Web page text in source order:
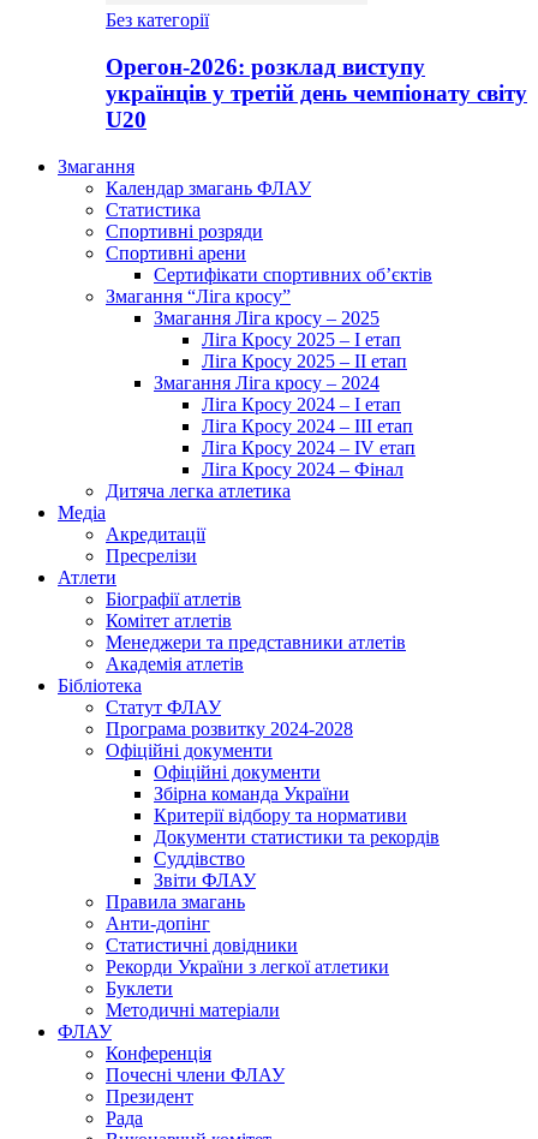
Без категорії
Орегон-2026: розклад виступу
українців у третій день чемпіонату світу
U20
Змагання
Календар змагань ФЛАУ
Статистика
Спортивні розряди
Спортивні арени
Сертифікати спортивних об’єктів
Змагання “Ліга кросу”
Змагання Ліга кросу – 2025
Ліга Кросу 2025 – I етап
Ліга Кросу 2025 – II етап
Змагання Ліга кросу – 2024
Ліга Кросу 2024 – I етап
Ліга Кросу 2024 – III етап
Ліга Кросу 2024 – IV етап
Ліга Кросу 2024 – Фінал
Дитяча легка атлетика
Медіа
Акредитації
Пресрелізи
Атлети
Біографії атлетів
Комітет атлетів
Менеджери та представники атлетів
Академія атлетів
Бібліотека
Статут ФЛАУ
Програма розвитку 2024-2028
Офіційні документи
Офіційні документи
Збірна команда України
Критерії відбору та нормативи
Документи статистики та рекордів
Суддівство
Звіти ФЛАУ
Правила змагань
Анти-допінг
Статистичні довідники
Рекорди України з легкої атлетики
Буклети
Методичні матеріали
ФЛАУ
Конференція
Почесні члени ФЛАУ
Президент
Рада